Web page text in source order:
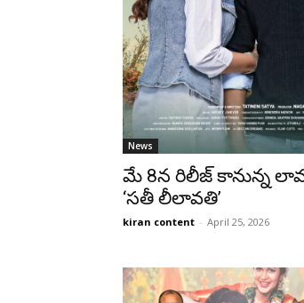
News
మే 8న రిలీజ్‌ కానున్న
‘సతీ లీలావతి’
kiran content - April 25, 2026